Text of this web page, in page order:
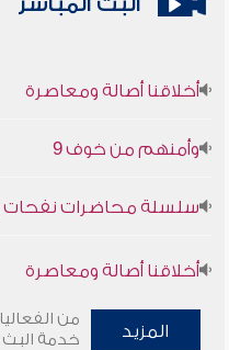
أخلاقنا أصالة ومعاصرة
وأمنهم من خوف 9
سلسلة محاضرات نفحات
أخلاقنا أصالة ومعاصرة
وأمنهم من خوف 9
المزيد
من
خدمة البث